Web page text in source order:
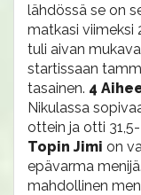
lähdössä se on
matkasi viimeksi
tuli aivan
startissaan
tasainen. 4
Nikulassa
ottein ja otti
Topin Jimi on
epävarma
mahdollinen